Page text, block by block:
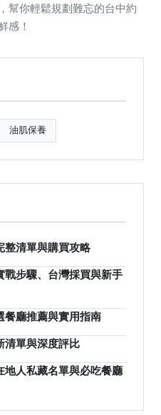
幫你輕鬆規劃難忘的台中約
感！
油肌保養
整清單與購買攻略
戰步驟、台灣採買與新手
餐廳推薦與實用指南
清單與深度評比
地人私藏名單與必吃餐廳